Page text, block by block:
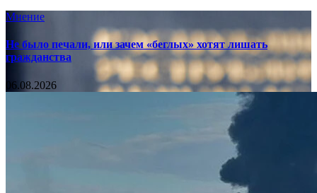
Мнение
Не было печали, или зачем «беглых» хотят лишать
гражданства
06.08.2026